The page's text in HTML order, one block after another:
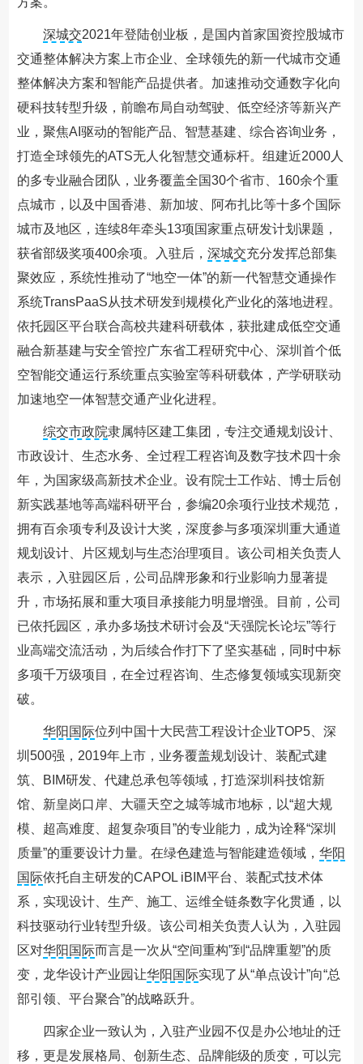
深城交2021年登陆创业板，是国内首家国资控股城市
交通整体解决方案上市企业、全球领先的新一代城市交通
整体解决方案和智能产品提供者。加速推动交通数字化向
硬科技转型升级，前瞻布局自动驾驶、低空经济等新兴产
业，聚焦AI驱动的智能产品、智慧基建、综合咨询业务，
打造全球领先的ATS无人化智慧交通标杆。组建近2000人
的多专业融合团队，业务覆盖全国30个省市、160余个重
点城市，以及中国香港、新加坡、阿布扎比等十多个国际
城市及地区，连续8年牵头13项国家重点研发计划课题，
获省部级奖项400余项。入驻后，深城交充分发挥总部集
聚效应，系统性推动了“地空一体”的新一代智慧交通操作
系统TransPaaS从技术研发到规模化产业化的落地进程。
依托园区平台联合高校共建科研载体，获批建成低空交通
融合新基建与安全管控广东省工程研究中心、深圳首个低
空智能交通运行系统重点实验室等科研载体，产学研联动
加速地空一体智慧交通产业化进程。
综交市政院隶属特区建工集团，专注交通规划设计、
市政设计、生态水务、全过程工程咨询及数字技术四十余
年，为国家级高新技术企业。设有院士工作站、博士后创
新实践基地等高端科研平台，参编20余项行业技术规范，
拥有百余项专利及设计大奖，深度参与多项深圳重大通道
规划设计、片区规划与生态治理项目。该公司相关负责人
表示，入驻园区后，公司品牌形象和行业影响力显著提
升，市场拓展和重大项目承接能力明显增强。目前，公司
已依托园区，承办多场技术研讨会及“天强院长论坛”等行
业高端交流活动，为后续合作打下了坚实基础，同时中标
多项千万级项目，在全过程咨询、生态修复领域实现新突
破。
华阳国际位列中国十大民营工程设计企业TOP5、深
圳500强，2019年上市，业务覆盖规划设计、装配式建
筑、BIM研发、代建总承包等领域，打造深圳科技馆新
馆、新皇岗口岸、大疆天空之城等城市地标，以“超大规
模、超高难度、超复杂项目”的专业能力，成为诠释“深圳
质量”的重要设计力量。在绿色建造与智能建造领域，华阳
国际依托自主研发的CAPOL iBIM平台、装配式技术体
系，实现设计、生产、施工、运维全链条数字化贯通，以
科技驱动行业转型升级。该公司相关负责人认为，入驻园
区对华阳国际而言是一次从“空间重构”到“品牌重塑”的质
变，龙华设计产业园让华阳国际实现了从“单点设计”向“总
部引领、平台聚合”的战略跃升。
四家企业一致认为，入驻产业园不仅是办公地址的迁
移，更是发展格局、创新生态、品牌能级的质变，可以完